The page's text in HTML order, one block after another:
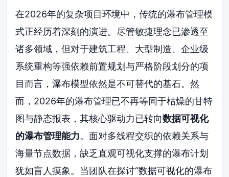
在2026年的复杂项目环境中，传统的瀑布管理模
式正经历着深刻的演进。尽管敏捷理念已渗透至
诸多领域，但对于建筑工程、大型制造、企业级
系统重构等强依赖前置规划与严格阶段划分的项
目而言，瀑布模型依然是不可替代的基石。然
而，2026年的瀑布管理已不再等同于枯燥的甘特
图与静态报表，其核心驱动力已转向数据可视化
的瀑布管理能力。面对多线程交织的依赖关系与
海量节点数据，缺乏直观可视化支撑的瀑布计划
犹如盲人摸象。当团队在探讨“数据可视化的瀑布